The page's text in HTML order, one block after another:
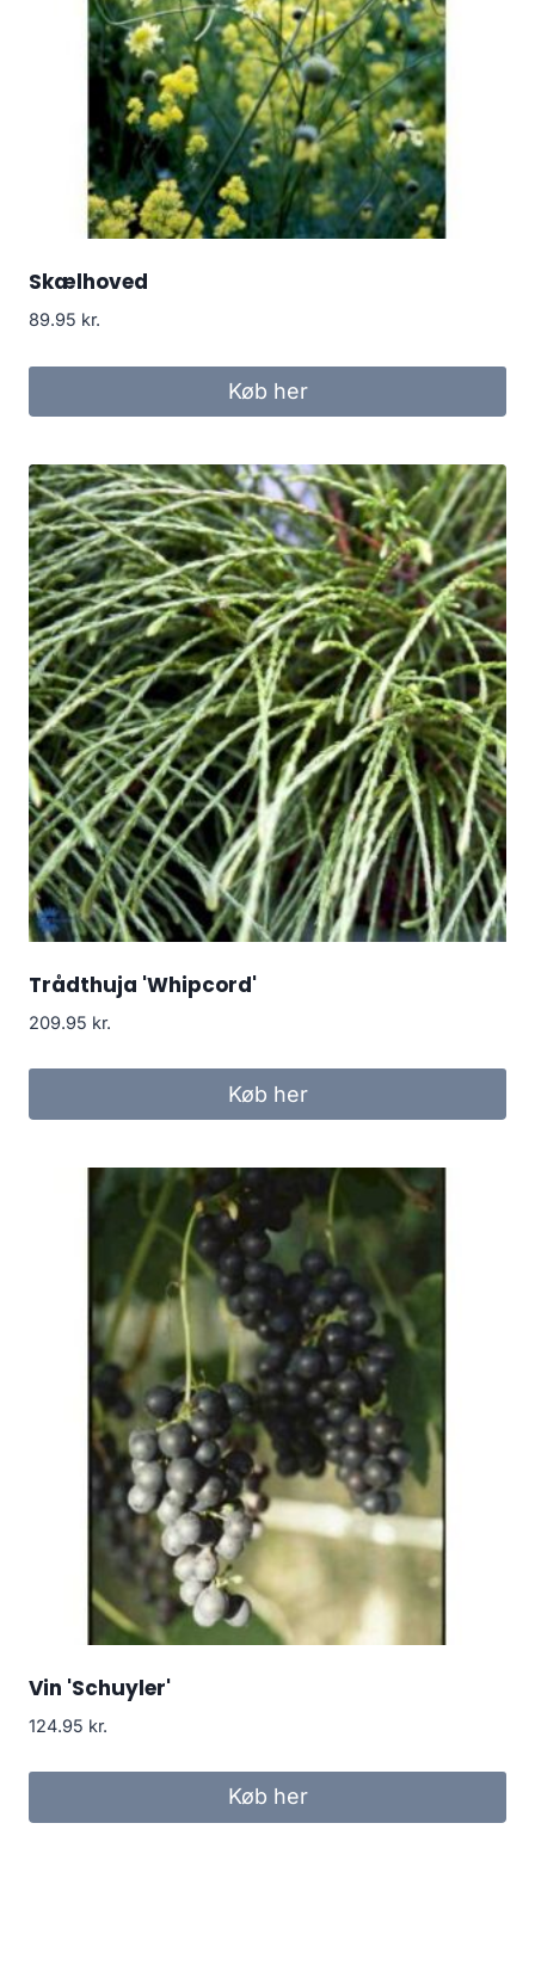
Skælhoved
89.95 kr.
Køb her
Trådthuja 'Whipcord'
209.95 kr.
Køb her
Vin 'Schuyler'
124.95 kr.
Køb her